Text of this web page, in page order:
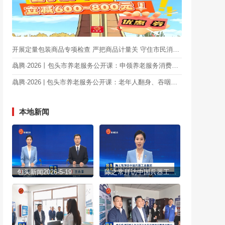
骉腾·2026丨包头市养老服务公开课：申领养老服务消费补贴能否子女代办？
骉腾·2026 | 包头市养老服务公开课：老年人翻身、吞咽困难，不配合，应该怎么办？
本地新闻
包头新闻2026-5-19 陈之常拜访中国兵器工业集团 到怀柔国家实验室学习考察